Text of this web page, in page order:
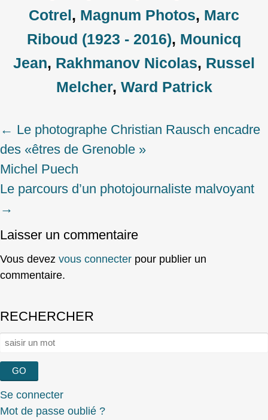
Cotrel, Magnum Photos, Marc
Riboud (1923 - 2016), Mounicq
Jean, Rakhmanov Nicolas, Russel
Melcher, Ward Patrick
Post
navigation
← Le photographe Christian Rausch encadre
des «êtres de Grenoble »
Michel Puech
Le parcours d’un photojournaliste malvoyant
→
Laisser un commentaire
Vous devez vous connecter pour publier un
commentaire.
RECHERCHER
Rechercher :
Se connecter
Mot de passe oublié ?